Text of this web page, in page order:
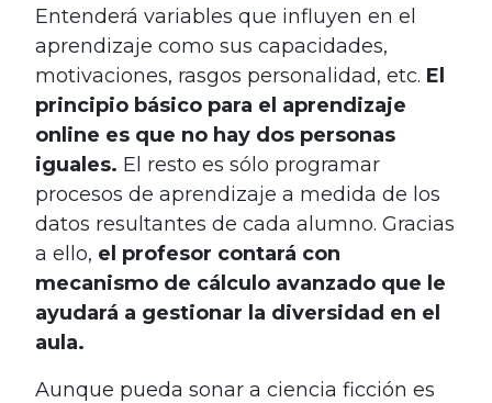
Entenderá variables que influyen en el
aprendizaje como sus capacidades,
motivaciones, rasgos personalidad, etc. El
principio básico para el aprendizaje
online es que no hay dos personas
iguales. El resto es sólo programar
procesos de aprendizaje a medida de los
datos resultantes de cada alumno. Gracias
a ello, el profesor contará con
mecanismo de cálculo avanzado que le
ayudará a gestionar la diversidad en el
aula.
Aunque pueda sonar a ciencia ficción es